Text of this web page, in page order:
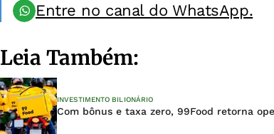
Entre no canal do WhatsApp.
Leia Também:
INVESTIMENTO BILIONÁRIO
Com bônus e taxa zero, 99Food retorna